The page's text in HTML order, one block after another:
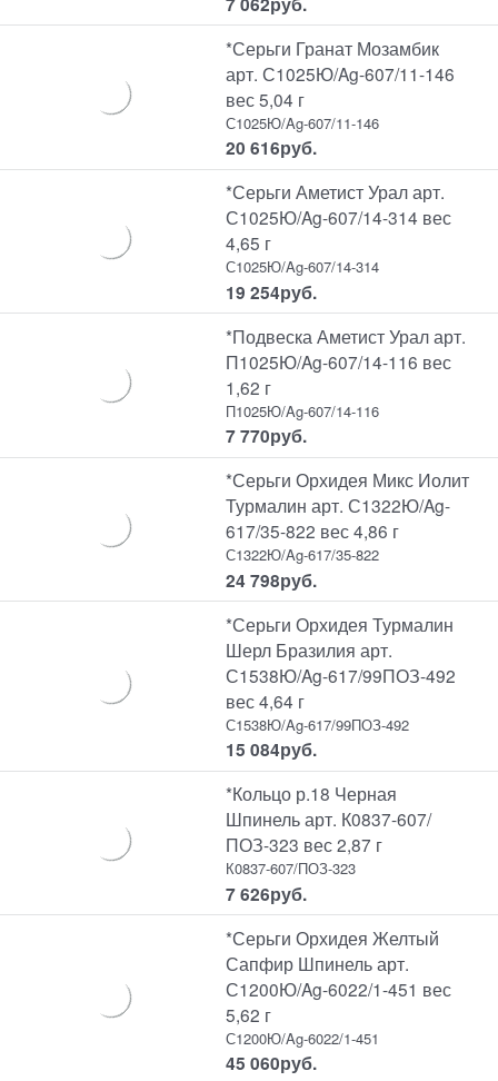
*Серьги Гранат Мозамбик
арт. С1025Ю/Ag-607/11-146
вес 5,04 г
С1025Ю/Ag-607/11-146
20 616руб.
*Серьги Аметист Урал арт.
С1025Ю/Ag-607/14-314 вес
4,65 г
С1025Ю/Ag-607/14-314
19 254руб.
*Подвеска Аметист Урал арт.
П1025Ю/Ag-607/14-116 вес
1,62 г
П1025Ю/Ag-607/14-116
7 770руб.
*Серьги Орхидея Микс Иолит
Турмалин арт. С1322Ю/Ag-
617/35-822 вес 4,86 г
С1322Ю/Ag-617/35-822
24 798руб.
*Серьги Орхидея Турмалин
Шерл Бразилия арт.
С1538Ю/Ag-617/99ПОЗ-492
вес 4,64 г
С1538Ю/Ag-617/99ПОЗ-492
15 084руб.
*Кольцо р.18 Черная
Шпинель арт. К0837-607/
ПОЗ-323 вес 2,87 г
К0837-607/ПОЗ-323
7 626руб.
*Серьги Орхидея Желтый
Сапфир Шпинель арт.
С1200Ю/Ag-6022/1-451 вес
5,62 г
С1200Ю/Ag-6022/1-451
45 060руб.